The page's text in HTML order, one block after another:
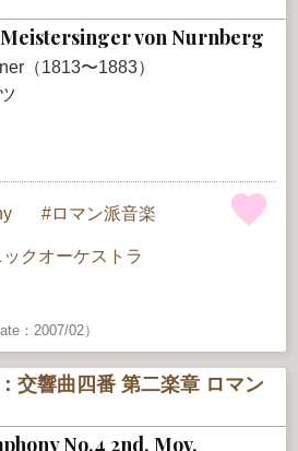
von Nurnberg
（1813〜1883）
ロマン派音楽
クオーケストラ
：2007/02）
交響曲四番 第二楽章 ロマン
No.4 2nd. Mov.